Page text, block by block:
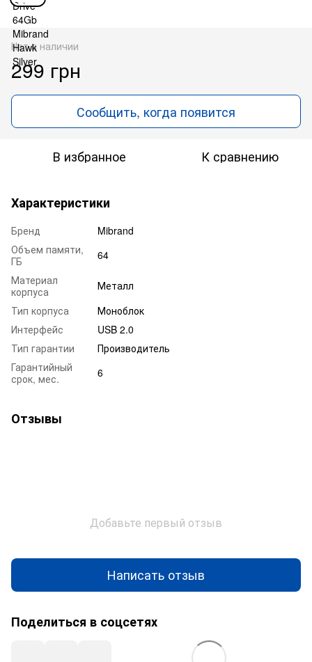
Нет в наличии
299 грн
Сообщить, когда появится
В избранное К сравнению
Характеристики
Бренд
Mibrand
Объем памяти,
ГБ
64
Материал
корпуса
Металл
Тип корпуса
Моноблок
Интерфейс
USB 2.0
Тип гарантии
Производитель
Гарантийный
срок, мес.
6
Отзывы
Добавьте первый отзыв
Написать отзыв
Поделиться в соцсетях